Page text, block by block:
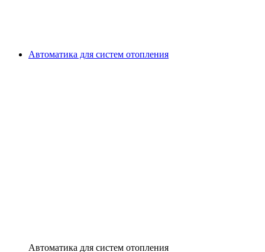
Автоматика для систем отопления
Автоматика для систем отопления